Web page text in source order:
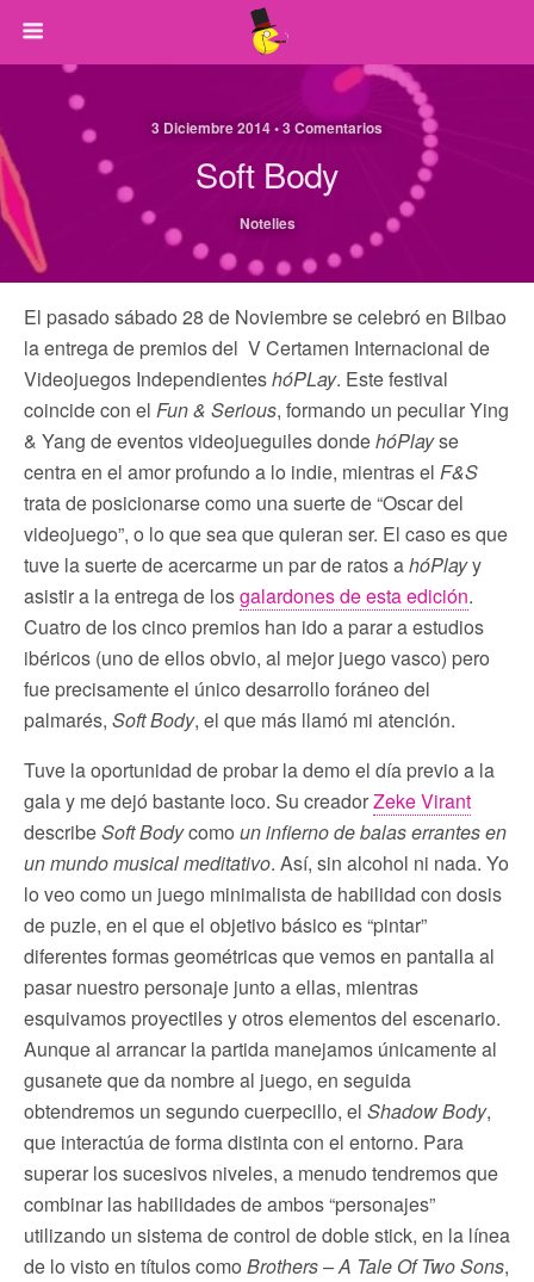
3 Diciembre 2014 • 3 Comentarios
Soft Body
Notelies
El pasado sábado 28 de Noviembre se celebró en Bilbao
la entrega de premios del V Certamen Internacional de
Videojuegos IndependienteshóPLay. Este festival
coincide con el Fun & Serious, formando un peculiar Ying
& Yang de eventos videojueguiles dondehóPlayse
centra en el amor profundo a lo indie, mientras el F&S
trata de posicionarse como una suerte de “Oscar del
videojuego”, o lo que sea que quieran ser. El caso es que
tuve la suerte de acercarme un par de ratos ahóPlayy
asistir a la entrega de losgalardones de esta edición.
Cuatro de los cinco premios han ido a parar a estudios
ibéricos (uno de ellos obvio, al mejor juego vasco) pero
fue precisamente el único desarrollo foráneo del
palmarés, Soft Body, el que más llamó mi atención.
Tuve la oportunidad de probar la demo el día previo a la
gala y me dejó bastante loco. Su creadorZeke Virant
describeSoft Bodycomo un infierno de balas errantes en
un mundo musical meditativo. Así, sin alcohol ni nada. Yo
lo veo como un juego minimalista de habilidad con dosis
de puzle, en el que el objetivo básico es “pintar”
diferentes formas geométricas que vemos en pantalla al
pasar nuestro personaje junto a ellas, mientras
esquivamos proyectiles y otros elementos del escenario.
Aunque al arrancar la partida manejamos únicamente al
gusanete que da nombre al juego, en seguida
obtendremos un segundo cuerpecillo, el Shadow Body,
que interactúa de forma distinta con el entorno. Para
superar los sucesivos niveles, a menudo tendremos que
combinar las habilidades de ambos “personajes”
utilizando un sistema de control de doble stick, en la línea
de lo visto en títulos como Brothers – A Tale Of Two Sons,